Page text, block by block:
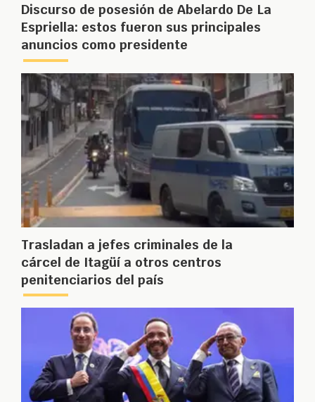
Discurso de posesión de Abelardo De La
Espriella: estos fueron sus principales
anuncios como presidente
Trasladan a jefes criminales de la
cárcel de Itagüí a otros centros
penitenciarios del país